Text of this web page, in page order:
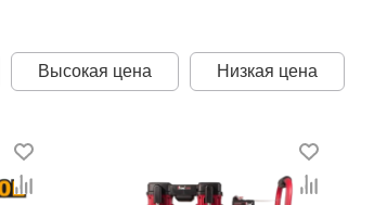
оформить доставку по всей
Высокая цена Низкая цена